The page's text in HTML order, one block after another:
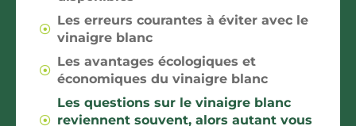
Les erreurs courantes à éviter avec le
vinaigre blanc
Les avantages écologiques et
économiques du vinaigre blanc
Les questions sur le vinaigre blanc
reviennent souvent, alors autant vous